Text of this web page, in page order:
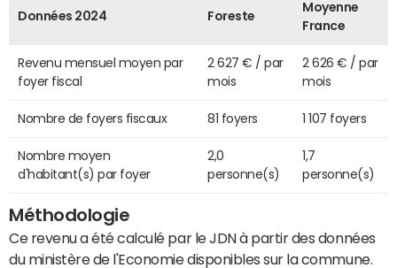
Données 2024 Foreste
Moyenne
France
Revenu mensuel moyen par
foyer fiscal
2 627 € / par
mois
2 626 € / par
mois
Nombre de foyers fiscaux 81 foyers 1 107 foyers
Nombre moyen
d'habitant(s) par foyer
2,0
personne(s)
1,7
personne(s)
Méthodologie
Ce revenu a été calculé par le JDN à partir des données
du ministère de l'Economie disponibles sur la commune.